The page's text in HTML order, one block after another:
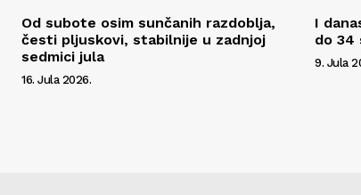
Od subote osim sunčanih razdoblja,
česti pljuskovi, stabilnije u zadnjoj
sedmici jula
16. Jula 2026.
I
do 34
9. Jula